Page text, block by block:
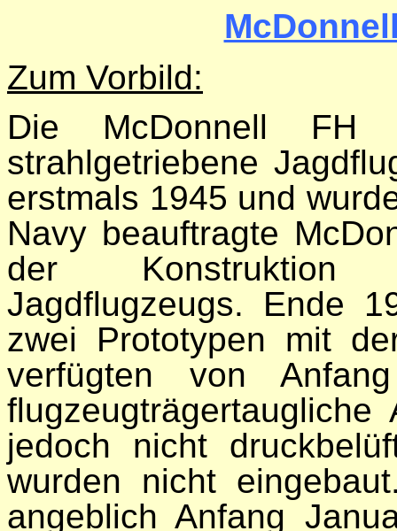
Zum Vorbild:
Die McDonnell FH
strahlgetriebene
erstmals 1945 und
Navy beauftragte
der Konstruktion
Jagdflugzeugs. Ende
zwei Prototypen mit
verfügten von
jedoch nicht
wurden nicht
angeblich Anfang